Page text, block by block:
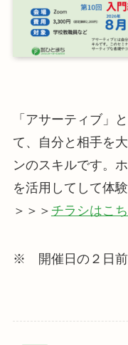
「アサーティブ」
て、自分と相手を
ンのスキルです。
を活用してして体
＞＞＞ チラシはこ
※ 開催日の２日前